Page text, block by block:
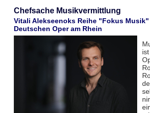
Chefsache Musikvermittlung
Vitali Alekseenoks Reihe "Fokus
Deutschen Oper am Rhein